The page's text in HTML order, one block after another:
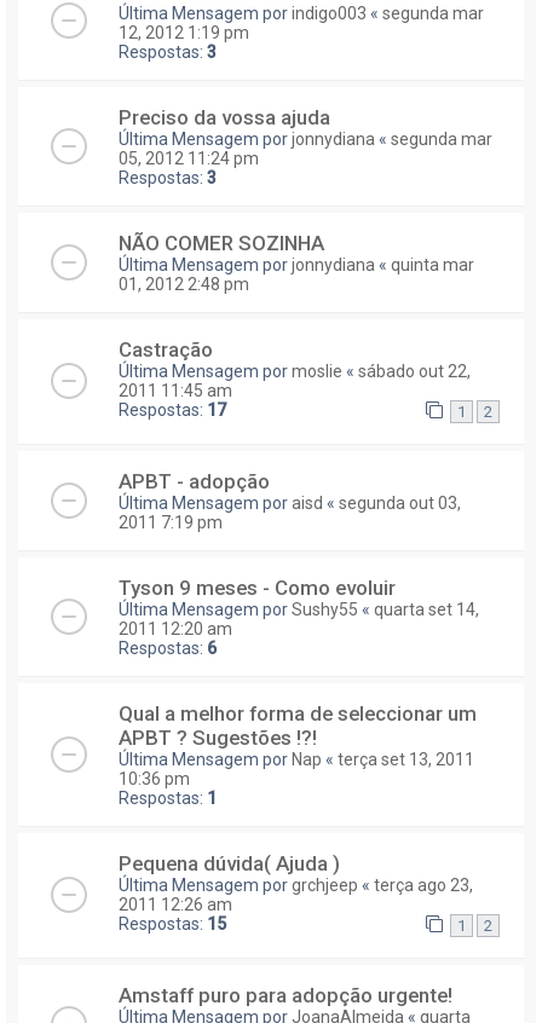
Última Mensagem porindigo003 « segunda mar
12, 2012 1:19 pm
Respostas: 3
Preciso da vossa ajuda
Última Mensagem porjonnydiana « segunda mar
05, 2012 11:24 pm
Respostas: 3
NÃO COMER SOZINHA
Última Mensagem porjonnydiana « quinta mar
01, 2012 2:48 pm
Castração
Última Mensagem pormoslie « sábado out 22,
2011 11:45 am
Respostas: 17 1 2
APBT - adopção
Última Mensagem poraisd « segunda out 03,
2011 7:19 pm
Tyson 9 meses - Como evoluir
Última Mensagem porSushy55 « quarta set 14,
2011 12:20 am
Respostas: 6
Qual a melhor forma de seleccionar um
APBT ? Sugestões !?!
Última Mensagem por Nap « terça set 13, 2011
10:36 pm
Respostas: 1
Pequena dúvida( Ajuda )
Última Mensagem porgrchjeep « terça ago 23,
2011 12:26 am
Respostas: 15 1 2
Amstaff puro para adopção urgente!
Última Mensagem por JoanaAlmeida « quarta